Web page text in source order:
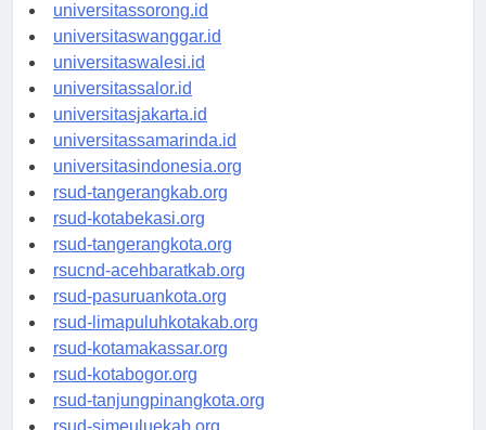
universitassorong.id
universitaswanggar.id
universitaswalesi.id
universitassalor.id
universitasjakarta.id
universitassamarinda.id
universitasindonesia.org
rsud-tangerangkab.org
rsud-kotabekasi.org
rsud-tangerangkota.org
rsucnd-acehbaratkab.org
rsud-pasuruankota.org
rsud-limapuluhkotakab.org
rsud-kotamakassar.org
rsud-kotabogor.org
rsud-tanjungpinangkota.org